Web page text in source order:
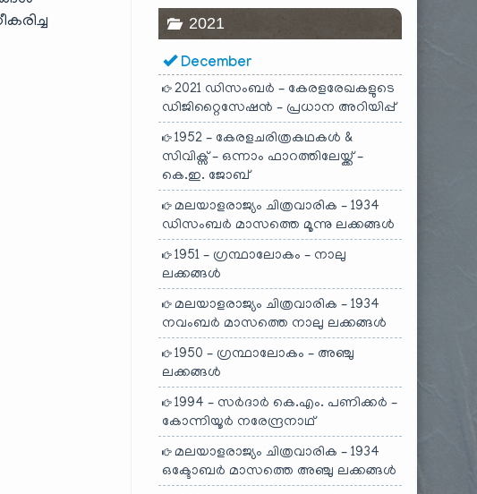
2021
December
2021 ഡിസംബർ – കേരളരേഖകളുടെ
ഡിജിറ്റൈസേഷൻ – പ്രധാന അറിയിപ്പ്
1952 – കേരളചരിത്രകഥകൾ &
സിവിക്സ് – ഒന്നാം ഫാറത്തിലേയ്ക്ക് –
കെ.ഇ. ജോബ്
മലയാളരാജ്യം ചിത്രവാരിക – 1934
ഡിസംബർ മാസത്തെ മൂന്നു ലക്കങ്ങൾ
1951 – ഗ്രന്ഥാലോകം – നാലു
ലക്കങ്ങൾ
മലയാളരാജ്യം ചിത്രവാരിക – 1934
നവംബർ മാസത്തെ നാലു ലക്കങ്ങൾ
1950 – ഗ്രന്ഥാലോകം – അഞ്ചു
ലക്കങ്ങൾ
1994 – സർദാർ കെ.എം. പണിക്കർ –
കോന്നിയൂർ നരേന്ദ്രനാഥ്
മലയാളരാജ്യം ചിത്രവാരിക – 1934
ഒക്ടോബർ മാസത്തെ അഞ്ചു ലക്കങ്ങൾ